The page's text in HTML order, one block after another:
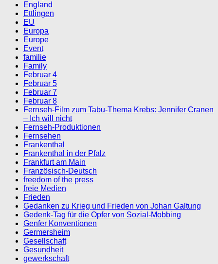
England
Ettlingen
EU
Europa
Europe
Event
familie
Family
Februar 4
Februar 5
Februar 7
Februar 8
Fernseh-Film zum Tabu-Thema Krebs: Jennifer Cranen
– Ich will nicht
Fernseh-Produktionen
Fernsehen
Frankenthal
Frankenthal in der Pfalz
Frankfurt am Main
Französisch-Deutsch
freedom of the press
freie Medien
Frieden
Gedanken zu Krieg und Frieden von Johan Galtung
Gedenk-Tag für die Opfer von Sozial-Mobbing
Genfer Konventionen
Germersheim
Gesellschaft
Gesundheit
gewerkschaft